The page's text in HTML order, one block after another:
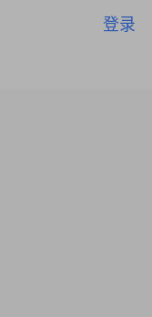
登录